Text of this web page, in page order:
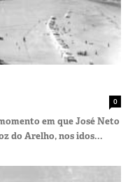
0
em que José Neto
do Arelho, nos idos...